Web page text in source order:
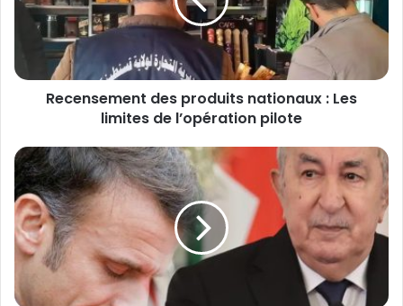
Recensement des produits nationaux : Les
limites de l’opération pilote